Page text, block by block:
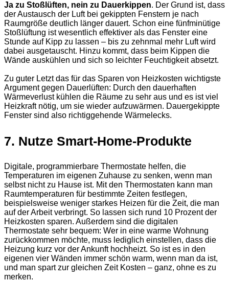
Ja zu Stoßlüften, nein zu Dauerkippen. Der Grund ist, dass
der Austausch der Luft bei gekippten Fenstern je nach
Raumgröße deutlich länger dauert. Schon eine fünfminütige
Stoßlüftung ist wesentlich effektiver als das Fenster eine
Stunde auf Kipp zu lassen – bis zu zehnmal mehr Luft wird
dabei ausgetauscht. Hinzu kommt, dass beim Kippen die
Wände auskühlen und sich so leichter Feuchtigkeit absetzt.
Zu guter Letzt das für das Sparen von Heizkosten wichtigste
Argument gegen Dauerlüften: Durch den dauerhaften
Wärmeverlust kühlen die Räume zu sehr aus und es ist viel
Heizkraft nötig, um sie wieder aufzuwärmen. Dauergekippte
Fenster sind also richtiggehende Wärmelecks.
7. Nutze Smart-Home-Produkte
Digitale, programmierbare Thermostate helfen, die
Temperaturen im eigenen Zuhause zu senken, wenn man
selbst nicht zu Hause ist. Mit den Thermostaten kann man
Raumtemperaturen für bestimmte Zeiten festlegen,
beispielsweise weniger starkes Heizen für die Zeit, die man
auf der Arbeit verbringt. So lassen sich rund 10 Prozent der
Heizkosten sparen. Außerdem sind die digitalen
Thermostate sehr bequem: Wer in eine warme Wohnung
zurückkommen möchte, muss lediglich einstellen, dass die
Heizung kurz vor der Ankunft hochheizt. So ist es in den
eigenen vier Wänden immer schön warm, wenn man da ist,
und man spart zur gleichen Zeit Kosten – ganz, ohne es zu
merken.